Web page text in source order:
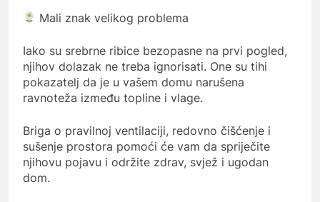
Mali znak velikog problema
Iako su srebrne ribice bezopasne na prvi pogled,
njihov dolazak ne treba ignorisati. One su tihi
pokazatelj da je u vašem domu narušena
ravnoteža između topline i vlage.
Briga o pravilnoj ventilaciji, redovno čišćenje i
sušenje prostora pomoći će vam da spriječite
njihovu pojavu i održite zdrav, svjež i ugodan
dom.